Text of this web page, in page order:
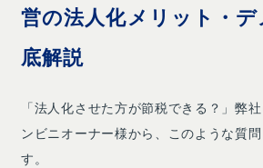
営の法人化メリット・
底解説
「法人化させた方が節税できる？」弊
ンビニオーナー様から、このような質
す。